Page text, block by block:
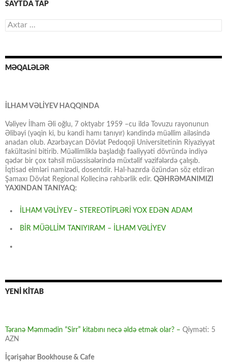
SAYTDA TAP
Axtarış:
MƏQALƏLƏR
İLHAM VƏLİYEV HAQQINDA
Vəliyev İlham Əli oğlu, 7 oktyabr 1959 –cu ildə Tovuzu rayonunun
Əlibəyi (yəqin ki, bu kəndi hamı tanıyır) kəndində müəllim ailəsində
anadan olub. Azərbaycan Dövlət Pedoqoji Universitetinin Riyaziyyat
fakültəsini bitirib. Müəllimliklə başladığı fəaliyyəti dövründə indiyə
qədər bir çox təhsil müəssisələrində müxtəlif vəzifələrdə çalışıb.
İqtisad elmləri namizədi, dosentdir. Hal-hazırda özündən söz etdirən
Şamaxı Dövlət Regional Kollecinə rəhbərlik edir. QƏHRƏMANIMIZI
YAXINDAN TANIYAQ:
İLHAM VƏLİYEV – STEREOTİPLƏRİ YOX EDƏN ADAM
BİR MÜƏLLİM TANIYIRAM – İLHAM VƏLİYEV
YENİ KİTAB
Təranə Məmmədin “Sirr” kitabını necə əldə etmək olar? – Qiyməti: 5
AZN
İçərişəhər Bookhouse & Cafe